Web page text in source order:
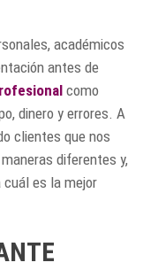
académicos
antes de
como
dinero y errores. A
clientes que nos
diferentes y,
cuál es la mejor